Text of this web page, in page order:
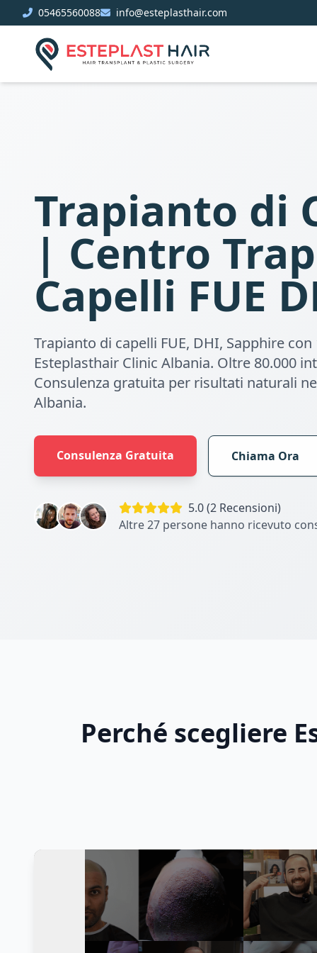
05465560088 info@esteplasthair.com
Trapianto di
| Centro
Capelli FUE
Trapianto di capelli FUE, DHI, Sapphire
Esteplasthair Clinic Albania. Oltre 80.000
Consulenza gratuita per risultati naturali
Albania.
Consulenza Gratuita Chiama Ora
5.0 (2 Recensioni)
Altre 27 persone hanno ricevuto
Perché scegliere